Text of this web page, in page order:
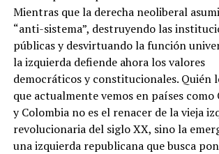
Mientras que la derecha neoliberal
“anti-sistema”, destruyendo las
públicas y desvirtuando la función
la izquierda defiende ahora los valores
democráticos y constitucionales. Quién
que actualmente vemos en países como
y Colombia no es el renacer de la vieja
revolucionaria del siglo XX, sino la
una izquierda republicana que busca